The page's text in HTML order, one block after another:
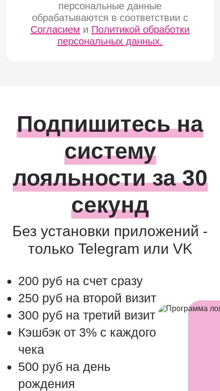
персональные данные
обрабатываются в соответствии с
Согласием и Политикой обработки
персональных данных.
Подпишитесь на
систему
лояльности за 30
секунд
Без установки приложений -
только Telegram или VK
200 руб на счет сразу
250 руб на второй визит
300 руб на третий визит
Кэшбэк от 3% с каждого
чека
500 руб на день
рождения